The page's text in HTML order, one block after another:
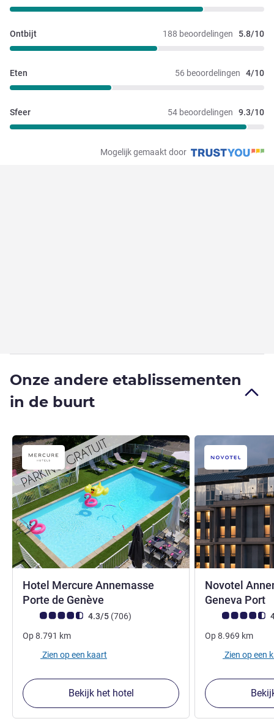
188 beoordelingen 5.8/10
Ontbijt
56 beoordelingen 4/10
Eten
54 beoordelingen 9.3/10
Sfeer
Mogelijk gemaakt door
Onze andere etablissementen
in de buurt
Hotel Mercure Annemasse
Porte de Genève
Avis-klantbeoordeling (ALL beoordeling)
4.3/5 (706beoordelingen
)
Op8.791 km
Zien op een kaart
Bekijk het hotel
Novotel
Geneva Port
Avis-
Op8.969 km
Zien op een